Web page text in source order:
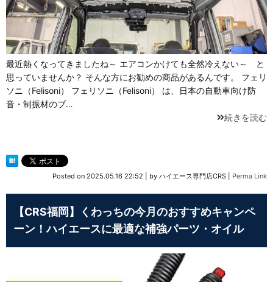
最近熱くなってきましたね～ エアコンかけても全然冷えない～ と
思っていませんか？ そんな方にお勧めの商品があるんです。 フェリ
ソニ（Felisoni） フェリソニ（Felisoni） は、日本の自動車向け防
音・制振材のブ…
続きを読む
Posted on 2025.05.16 22:52 by ハイエース専門店CRS Perma Link
【CRS福岡】くわっちの今月のおすすめキャンペ
ーン！ハイエースに最適な補強パーツ・オイル